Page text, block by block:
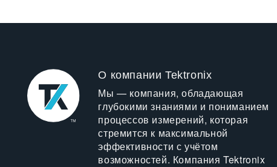
О компании Tektronix
Мы — компания, обладающая
глубокими знаниями и пониманием
процессов измерений, которая
стремится к максимальной
эффективности с учётом
возможностей. Компания Tektronix